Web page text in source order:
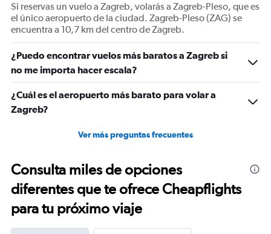
displaying
values.
Range:
0
to
900.
Si reservas un vuelo a Zagreb, volarás a Zagreb-Pleso, que es
el único aeropuerto de la ciudad. Zagreb-Pleso (ZAG) se
encuentra a 10,7 km del centro de Zagreb.
¿Puedo encontrar vuelos más baratos a Zagreb si
no me importa hacer escala?
¿Cuál es el aeropuerto más barato para volar a
Zagreb?
Ver más preguntas frecuentes
Consulta miles de opciones
diferentes que te ofrece Cheapflights
para tu próximo viaje